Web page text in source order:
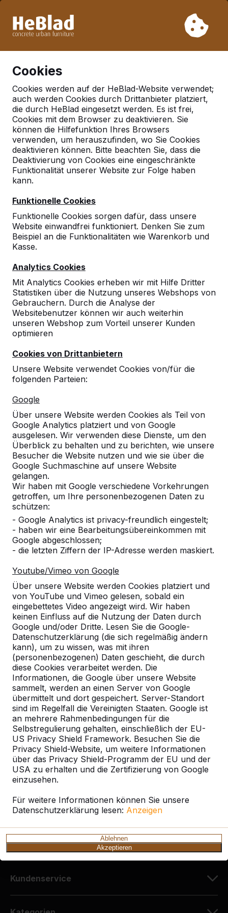
Woche 33 nicht. Bitte berücksichtigen Sie daher längere
Cookies
Cookies werden auf der HeBlad-Website verwendet;
auch werden Cookies durch Drittanbieter platziert,
die durch HeBlad eingesetzt werden. Es ist frei,
Cookies mit dem Browser zu deaktivieren. Sie
können die Hilfefunktion Ihres Browsers
verwenden, um herauszufinden, wo Sie Cookies
deaktivieren können. Bitte beachten Sie, dass die
Deaktivierung von Cookies eine eingeschränkte
Funktionalität unserer Website zur Folge haben
kann.
Funktionelle Cookies
Funktionelle Cookies sorgen dafür, dass unsere
Website einwandfrei funktioniert. Denken Sie zum
Beispiel an die Funktionalitäten wie Warenkorb und
Kasse.
Analytics Cookies
Mit Analytics Cookies erheben wir mit Hilfe Dritter
Statistiken über die Nutzung unseres Webshops von
Gebrauchern. Durch die Analyse der
Websitebenutzer können wir auch weiterhin
unseren Webshop zum Vorteil unserer Kunden
optimieren
Cookies von Drittanbietern
Unsere Website verwendet Cookies von/für die
folgenden Parteien:
Google
Über unsere Website werden Cookies als Teil von
Google Analytics platziert und von Google
ausgelesen. Wir verwenden diese Dienste, um den
Überblick zu behalten und zu berichten, wie unsere
Besucher die Website nutzen und wie sie über die
Google Suchmaschine auf unsere Website
gelangen.
Wir haben mit Google verschiedene Vorkehrungen
getroffen, um Ihre personenbezogenen Daten zu
schützen:
- Google Analytics ist privacy-freundlich eingestelt;
- haben wir eine Bearbeitungsübereinkommen mit
Google abgeschlossen;
- die letzten Ziffern der IP-Adresse werden maskiert.
Youtube/Vimeo von Google
Über unsere Website werden Cookies platziert und
von YouTube und Vimeo gelesen, sobald ein
eingebettetes Video angezeigt wird. Wir haben
keinen Einfluss auf die Nutzung der Daten durch
Google und/oder Dritte. Lesen Sie die Google-
Datenschutzerklärung (die sich regelmäßig ändern
kann), um zu wissen, was mit ihren
(personenbezogenen) Daten geschieht, die durch
diese Cookies verarbeitet werden. Die
Informationen, die Google über unsere Website
sammelt, werden an einen Server von Google
übermittelt und dort gespeichert. Server-Standort
sind im Regelfall die Vereinigten Staaten. Google ist
an mehrere Rahmenbedingungen für die
Selbstregulierung gehalten, einschließlich der EU-
US Privacy Shield Framework. Besuchen Sie die
Privacy Shield-Website, um weitere Informationen
über das Privacy Shield-Programm der EU und der
USA zu erhalten und die Zertifizierung von Google
einzusehen.
Für weitere Informationen können Sie unsere
Datenschutzerklärung lesen: Anzeigen
Ablehnen
Akzeptieren
Deutschland
Referenties in:Furth
Geen reviews gevonden voor deze
locatie.
Referenzen
Unsere Produkte finden Sie in ganz Europa
und darüber hinaus. Sehen Sie hier, wo Sie
ein HeBlad-Produkt in Ihrer Nähe finden.
Produkt
Alles anzeigen
Kategorie
Alles anzeigen
Ort oder Postleitzahl suchen
Zie ook
Nürnberg Oberasbach Zirndorf
Kontakt
HeBlad Deutschland
Diekerstraße 97
42781 Haan
Deutschland
+49 212 934 77 25
info@HeBlad.de
Kundenservice